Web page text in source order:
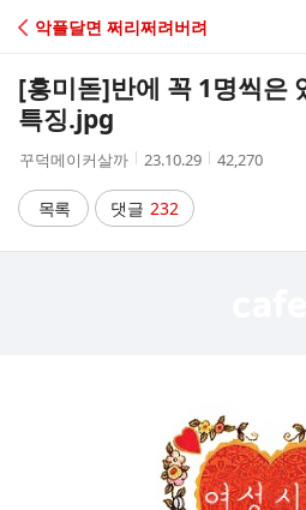
C
A
악플달면 쩌리쩌려버려
[흥미돋]반에 꼭 1명씩은
특징.jpg
작
자
꾸덕메이커살까
작
시
간
23.10.29
조
42,270
목록 댓글 232